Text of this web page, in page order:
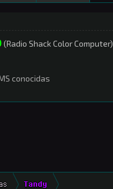
(Radio Shack Color Computer)
conocidas
Tandy